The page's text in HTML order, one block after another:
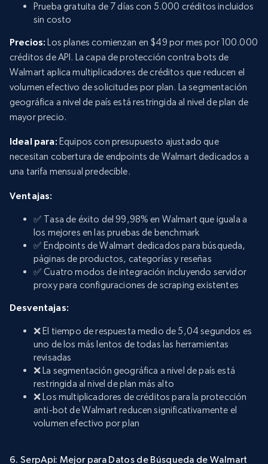
Prueba gratuita de 7 días con 5.000 créditos incluidos
sin costo
Precios: Los planes comienzan en $49 por mes por 100.000
créditos de API. La capa de protección contra bots de
Walmart aplica multiplicadores de créditos que reducen el
volumen efectivo de solicitudes por plan. La segmentación
geográfica a nivel de país está restringida al nivel de plan de
mayor precio.
Ideal para: Equipos con presupuesto ajustado que
necesitan cobertura de endpoints de Walmart dedicados a
una tarifa mensual predecible.
Ventajas:
✅ Tasa de éxito del 99,98% en Walmart que iguala a
los mejores en las pruebas de benchmark
✅ Endpoints de Walmart dedicados para búsqueda,
páginas de productos, categorías y reseñas
✅ Cuatro modos de integración incluyendo servidor
proxy para configuraciones de scraping existentes
Desventajas:
❌ El tiempo de respuesta medio de 5,04 segundos es
uno de los más lentos de todas las herramientas
revisadas
❌ La segmentación geográfica a nivel de país está
restringida al nivel de plan más alto
❌ Los multiplicadores de créditos para la protección
anti-bot de Walmart reducen significativamente el
volumen efectivo por plan
6. SerpApi: Mejor para Datos de Búsqueda de Walmart